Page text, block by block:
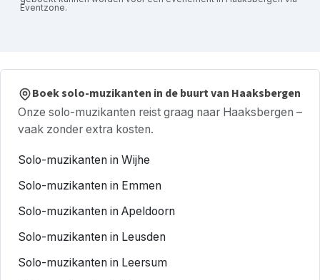
Eventzone.
Boek solo-muzikanten in de buurt van Haaksbergen
Onze solo-muzikanten reist graag naar Haaksbergen –
vaak zonder extra kosten.
Solo-muzikanten in Wijhe
Solo-muzikanten in Emmen
Solo-muzikanten in Apeldoorn
Solo-muzikanten in Leusden
Solo-muzikanten in Leersum